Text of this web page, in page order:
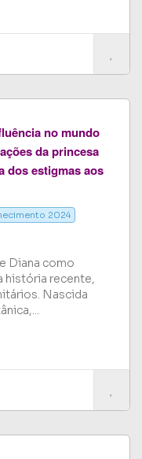
no mundo
da princesa
dos estigmas aos
2024
Diana como
história recente,
Nascida